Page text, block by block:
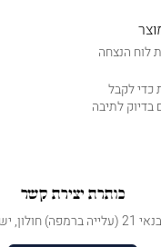
לוח הנצחה
כדי לקבל
בדיוק לתיבה
כותרת יצירת קשר
ברמפה) חולון, ישראל